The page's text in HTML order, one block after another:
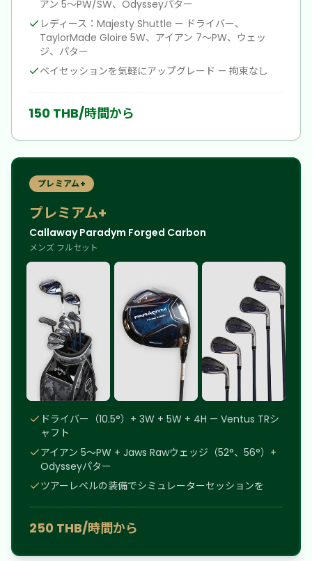
アン 5〜PW/SW、Odysseyパター
レディース：Majesty Shuttle — ドライバー、
TaylorMade Gloire 5W、アイアン 7〜PW、ウェッ
ジ、パター
ベイセッションを気軽にアップグレード — 拘束なし
150 THB/時間から
プレミアム+
プレミアム+
Callaway Paradym Forged Carbon
メンズ フルセット
ドライバー（10.5°）+ 3W + 5W + 4H — Ventus TRシ
ャフト
アイアン 5〜PW + Jaws Rawウェッジ（52°、56°）+
Odysseyパター
ツアーレベルの装備でシミュレーターセッションを
250 THB/時間から